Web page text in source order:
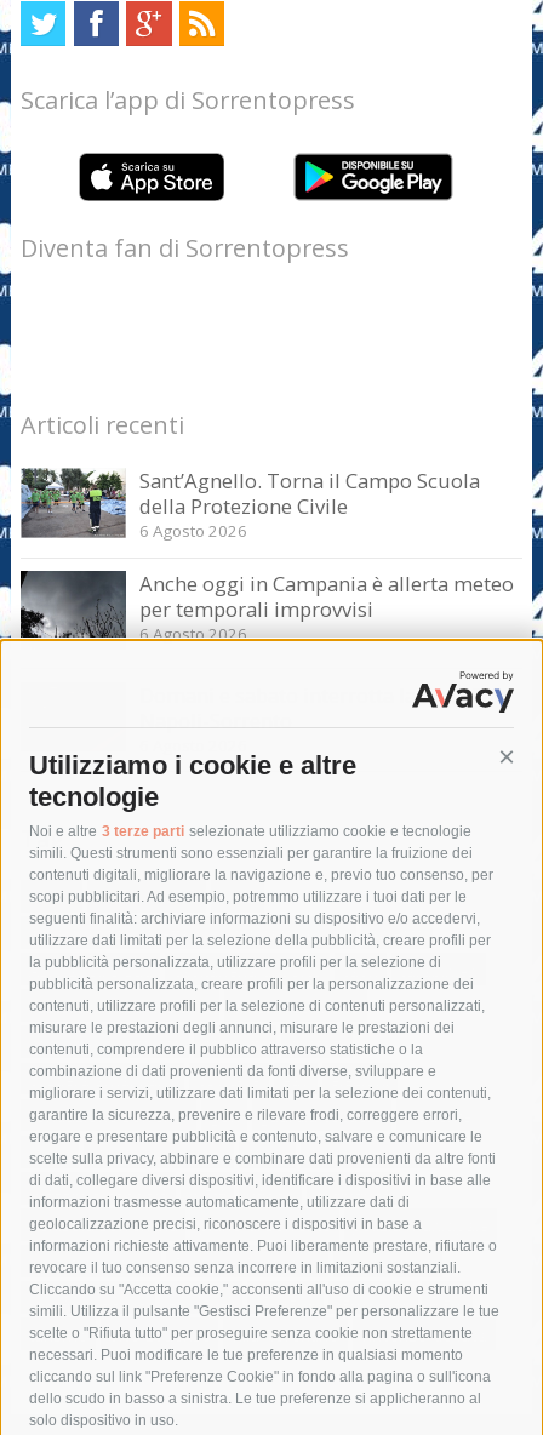
Utilizziamo i cookie e altre
tecnologie
Noi e altre 3 terze parti selezionate utilizziamo cookie e tecnologie
simili. Questi strumenti sono essenziali per garantire la fruizione dei
contenuti digitali, migliorare la navigazione e, previo tuo consenso, per
scopi pubblicitari. Ad esempio, potremmo utilizzare i tuoi dati per le
seguenti finalità: archiviare informazioni su dispositivo e/o accedervi,
utilizzare dati limitati per la selezione della pubblicità, creare profili per
la pubblicità personalizzata, utilizzare profili per la selezione di
pubblicità personalizzata, creare profili per la personalizzazione dei
contenuti, utilizzare profili per la selezione di contenuti personalizzati,
misurare le prestazioni degli annunci, misurare le prestazioni dei
contenuti, comprendere il pubblico attraverso statistiche o la
combinazione di dati provenienti da fonti diverse, sviluppare e
migliorare i servizi, utilizzare dati limitati per la selezione dei contenuti,
garantire la sicurezza, prevenire e rilevare frodi, correggere errori,
erogare e presentare pubblicità e contenuto, salvare e comunicare le
scelte sulla privacy, abbinare e combinare dati provenienti da altre fonti
di dati, collegare diversi dispositivi, identificare i dispositivi in base alle
informazioni trasmesse automaticamente, utilizzare dati di
geolocalizzazione precisi, riconoscere i dispositivi in base a
informazioni richieste attivamente. Puoi liberamente prestare, rifiutare o
revocare il tuo consenso senza incorrere in limitazioni sostanziali.
Cliccando su "Accetta cookie," acconsenti all'uso di cookie e strumenti
simili. Utilizza il pulsante "Gestisci Preferenze" per personalizzare le tue
scelte o "Rifiuta tutto" per proseguire senza cookie non strettamente
necessari. Puoi modificare le tue preferenze in qualsiasi momento
cliccando sul link "Preferenze Cookie" in fondo alla pagina o sull'icona
dello scudo in basso a sinistra. Le tue preferenze si applicheranno al
solo dispositivo in uso.
Scarica l’app di Sorrentopress
Diventa fan di Sorrentopress
Articoli recenti
Sant’Agnello. Torna il Campo Scuola
della Protezione Civile
6 Agosto 2026
Anche oggi in Campania è allerta meteo
per temporali improvvisi
6 Agosto 2026
Domani e sabato interrotta la linea Eav
Napoli-Sorrento
Tag
acqua allerta meteo
anas
area marina protetta di punta campanella
arresto
Asl Napoli 3 sud
capitaneria di porto capri
carabinieri
castellammare di stabia
circumvesuviana
comune di sorrento
concerto
contagi
costiera amalfitana
covid-19 eav
elezioni
fondazione sorrento
gori guardia costiera
incidente
lavori
lorenzo balducelli mare
massa lubrense
massimo coppola
Meta napoli
ordinanza
penisola sorrentina
piano di sorrento
polizia municipale
protezione civile
Regione Campania
sant'agnello
sindaco cuomo
sorrento studenti temporali
treni
turismo
Vico Equense villa fiorentino vincenzo de luca